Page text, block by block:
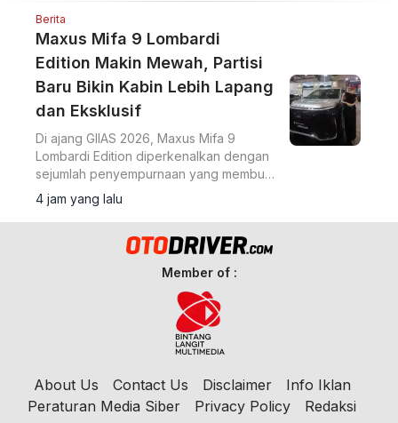
Berita
Maxus Mifa 9 Lombardi
Edition Makin Mewah, Partisi
Baru Bikin Kabin Lebih Lapang
dan Eksklusif
Di ajang GIIAS 2026, Maxus Mifa 9
Lombardi Edition diperkenalkan dengan
sejumlah penyempurnaan yang membuat
MPV listrik premium ini terasa semakin
eksklusif.
4 jam yang lalu
Member of :
About Us Contact Us Disclaimer
Info Iklan
Peraturan Media Siber
Privacy Policy Redaksi